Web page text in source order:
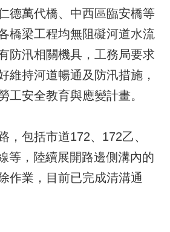
德萬代橋、中西區臨安橋等
橋梁工程均無阻礙河道水流
防汛相關機具，工務局要求
維持河道暢通及防汛措施，
工安全教育與應變計畫。
，包括市道172、172乙、
等，陸續展開路邊側溝內的
作業，目前已完成清溝通